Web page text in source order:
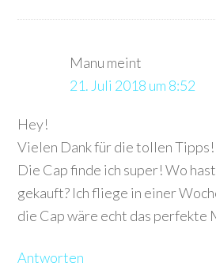
Manu meint
21. Juli 2018 um 8:52
Hey!
Vielen Dank für die tollen Tipps!
Die Cap finde ich super! Wo
gekauft? Ich fliege in einer
die Cap wäre echt das perfekte
Antworten